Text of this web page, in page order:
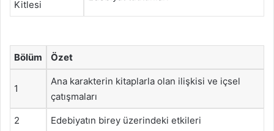
Kitlesi
Bölüm Özet
1
Ana karakterin kitaplarla olan ilişkisi ve içsel
çatışmaları
2 Edebiyatın birey üzerindeki etkileri